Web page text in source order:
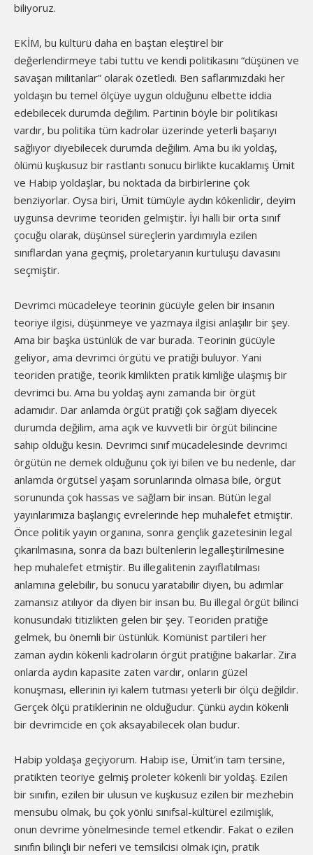
biliyoruz.
EKİM, bu kültürü daha en baştan eleştirel bir
değerlendirmeye tabi tuttu ve kendi politikasını “düşünen ve
savaşan militanlar” olarak özetledi. Ben saflarımızdaki her
yoldaşın bu temel ölçüye uygun olduğunu elbette iddia
edebilecek durumda değilim. Partinin böyle bir politikası
vardır, bu politika tüm kadrolar üzerinde yeterli başarıyı
sağlıyor diyebilecek durumda değilim. Ama bu iki yoldaş,
ölümü kuşkusuz bir rastlantı sonucu birlikte kucaklamış Ümit
ve Habip yoldaşlar, bu noktada da birbirlerine çok
benziyorlar. Oysa biri, Ümit tümüyle aydın kökenlidir, deyim
uygunsa devrime teoriden gelmiştir. İyi halli bir orta sınıf
çocuğu olarak, düşünsel süreçlerin yardımıyla ezilen
sınıflardan yana geçmiş, proletaryanın kurtuluşu davasını
seçmiştir.
Devrimci mücadeleye teorinin gücüyle gelen bir insanın
teoriye ilgisi, düşünmeye ve yazmaya ilgisi anlaşılır bir şey.
Ama bir başka üstünlük de var burada. Teorinin gücüyle
geliyor, ama devrimci örgütü ve pratiği buluyor. Yani
teoriden pratiğe, teorik kimlikten pratik kimliğe ulaşmış bir
devrimci bu. Ama bu yoldaş aynı zamanda bir örgüt
adamıdır. Dar anlamda örgüt pratiği çok sağlam diyecek
durumda değilim, ama açık ve kuvvetli bir örgüt bilincine
sahip olduğu kesin. Devrimci sınıf mücadelesinde devrimci
örgütün ne demek olduğunu çok iyi bilen ve bu nedenle, dar
anlamda örgütsel yaşam sorunlarında olmasa bile, örgüt
sorununda çok hassas ve sağlam bir insan. Bütün legal
yayınlarımıza başlangıç evrelerinde hep muhalefet etmiştir.
Önce politik yayın organına, sonra gençlik gazetesinin legal
çıkarılmasına, sonra da bazı bültenlerin legalleştirilmesine
hep muhalefet etmiştir. Bu illegalitenin zayıflatılması
anlamına gelebilir, bu sonucu yaratabilir diyen, bu adımlar
zamansız atılıyor da diyen bir insan bu. Bu illegal örgüt bilinci
konusundaki titizlikten gelen bir şey. Teoriden pratiğe
gelmek, bu önemli bir üstünlük. Komünist partileri her
zaman aydın kökenli kadroların örgüt pratiğine bakarlar. Zira
onlarda aydın kapasite zaten vardır, onların güzel
konuşması, ellerinin iyi kalem tutması yeterli bir ölçü değildir.
Gerçek ölçü pratiklerinin ne olduğudur. Çünkü aydın kökenli
bir devrimcide en çok aksayabilecek olan budur.
Habip yoldaşa geçiyorum. Habip ise, Ümit’in tam tersine,
pratikten teoriye gelmiş proleter kökenli bir yoldaş. Ezilen
bir sınıfın, ezilen bir ulusun ve kuşkusuz ezilen bir mezhebin
mensubu olmak, bu çok yönlü sınıfsal-kültürel ezilmişlik,
onun devrime yönelmesinde temel etkendir. Fakat o ezilen
sınıfın bilinçli bir neferi ve temsilcisi olmak için, pratik